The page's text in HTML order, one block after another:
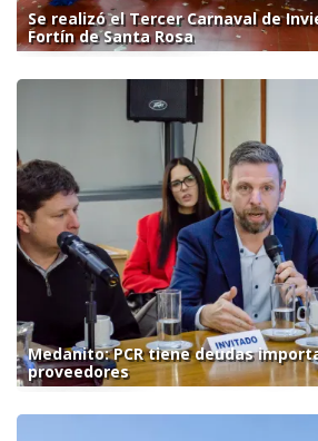
Se realizó el Tercer Carnaval de
Fortín de Santa Rosa
Medanito: PCR tiene deudas
proveedores